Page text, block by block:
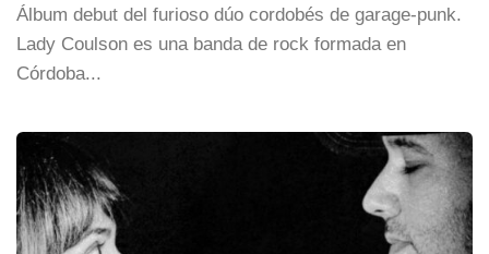
Álbum debut del furioso dúo cordobés de garage-punk.
Lady Coulson es una banda de rock formada en
Córdoba...